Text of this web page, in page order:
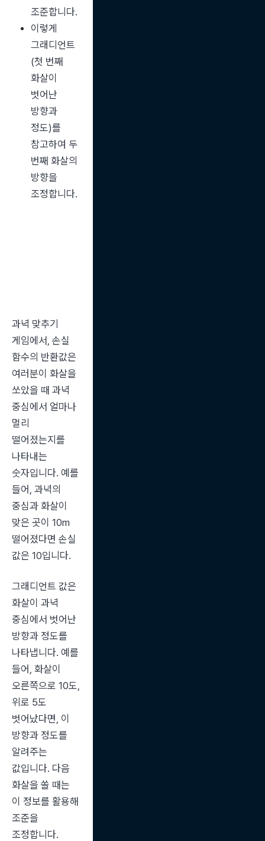
조준합니다.
이렇게
그래디언트
(첫 번째
화살이
벗어난
방향과
정도)를
참고하여 두
번째 화살의
방향을
조정합니다.
과녁 맞추기
게임에서, 손실
함수의 반환값은
여러분이 화살을
쏘았을 때 과녁
중심에서 얼마나
멀리
떨어졌는지를
나타내는
숫자입니다. 예를
들어, 과녁의
중심과 화살이
맞은 곳이 10m
떨어졌다면 손실
값은 10입니다.
그래디언트 값은
화살이 과녁
중심에서 벗어난
방향과 정도를
나타냅니다. 예를
들어, 화살이
오른쪽으로 10도,
위로 5도
벗어났다면, 이
방향과 정도를
알려주는
값입니다. 다음
화살을 쏠 때는
이 정보를 활용해
조준을
조정합니다.